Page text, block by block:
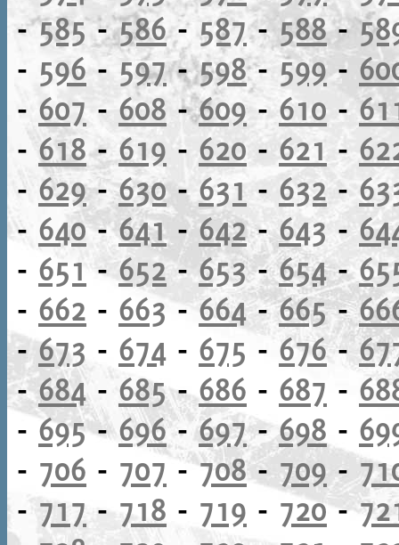
-585-586- 587-588-
- 596 - 597-598- 599-
- 607- 608 -609-610 -
-618-619 - 620 - 621 -
- 629-630- 631- 632 -
- 640-641-642-643-
- 651 -652-653-654-
- 662 - 663-664-665-
-673 - 674 - 675 - 676-
-684 -685-686 - 687 -
-695-696-697-698 -
- 706 - 707 -708- 709-
-717 - 718 - 719 - 720-